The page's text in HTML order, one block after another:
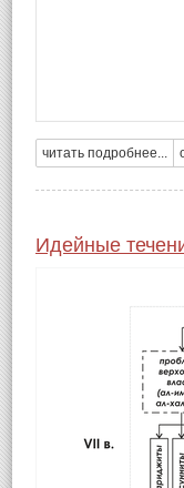
читать подробнее...
Идейные